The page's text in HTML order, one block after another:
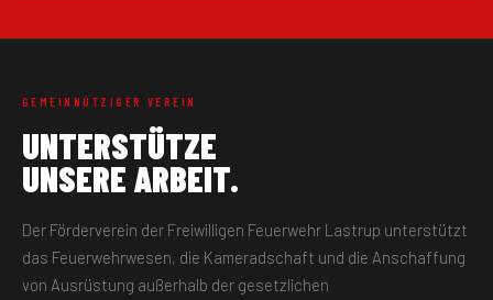
GEMEINNÜTZIGER VEREIN
UNTERSTÜTZE
UNSERE ARBEIT.
Der Förderverein der Freiwilligen Feuerwehr Lastrup unterstützt
das Feuerwehrwesen, die Kameradschaft und die Anschaffung
von Ausrüstung außerhalb der gesetzlichen